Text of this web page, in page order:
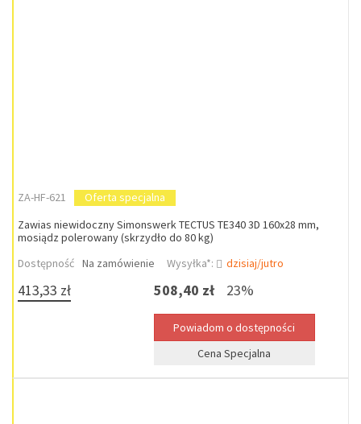
ZA-HF-621
Oferta specjalna
Zawias niewidoczny Simonswerk TECTUS TE340 3D 160x28 mm,
mosiądz polerowany (skrzydło do 80 kg)
Dostępność Na zamówienie Wysyłka*: dzisiaj/jutro
413,33 zł 508,40 zł 23%
Cena Specjalna